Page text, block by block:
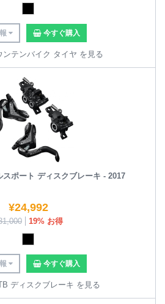
今すぐ購入
ンテンバイク タイヤ を見る
スポート ディスクブレーキ - 2017
¥24,992
19% お得
今すぐ購入
ディスクブレーキ を見る